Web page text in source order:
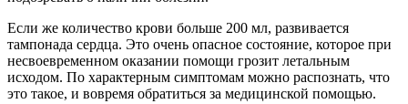
Если же количество крови больше 200 мл, развивается
тампонада сердца. Это очень опасное состояние, которое при
несвоевременном оказании помощи грозит летальным
исходом. По характерным симптомам можно распознать, что
это такое, и вовремя обратиться за медицинской помощью.